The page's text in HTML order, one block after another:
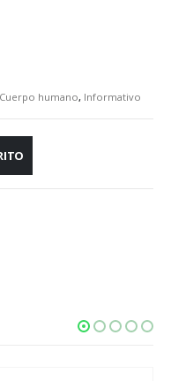
Cuerpo humano, Informativo